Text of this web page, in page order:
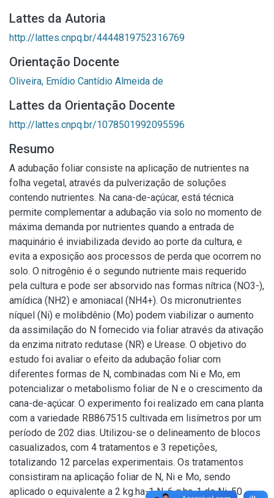
Lattes da Autoria
http://lattes.cnpq.br/4444819752316769
Orientação Docente
Oliveira, Emídio Cantídio Almeida de
Lattes da Orientação Docente
http://lattes.cnpq.br/1078501992095596
Resumo
A adubação foliar consiste na aplicação de nutrientes na
folha vegetal, através da pulverização de soluções
contendo nutrientes. Na cana-de-açúcar, está técnica
permite complementar a adubação via solo no momento de
máxima demanda por nutrientes quando a entrada de
maquinário é inviabilizada devido ao porte da cultura, e
evita a exposição aos processos de perda que ocorrem no
solo. O nitrogênio é o segundo nutriente mais requerido
pela cultura e pode ser absorvido nas formas nítrica (NO3-),
amídica (NH2) e amoniacal (NH4+). Os micronutrientes
níquel (Ni) e molibdênio (Mo) podem viabilizar o aumento
da assimilação do N fornecido via foliar através da ativação
da enzima nitrato redutase (NR) e Urease. O objetivo do
estudo foi avaliar o efeito da adubação foliar com
diferentes formas de N, combinadas com Ni e Mo, em
potencializar o metabolismo foliar de N e o crescimento da
cana-de-açúcar. O experimento foi realizado em cana planta
com a variedade RB867515 cultivada em lisímetros por um
período de 202 dias. Utilizou-se o delineamento de blocos
casualizados, com 4 tratamentos e 3 repetições,
totalizando 12 parcelas experimentais. Os tratamentos
consistiram na aplicação foliar de N, Ni e Mo, sendo
aplicado o equivalente a 2 kg.ha-1 N, 6 g.ha-1 de Ni, 50